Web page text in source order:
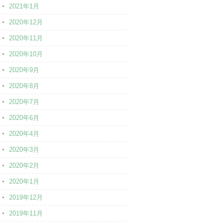
2021年1月
2020年12月
2020年11月
2020年10月
2020年9月
2020年8月
2020年7月
2020年6月
2020年4月
2020年3月
2020年2月
2020年1月
2019年12月
2019年11月